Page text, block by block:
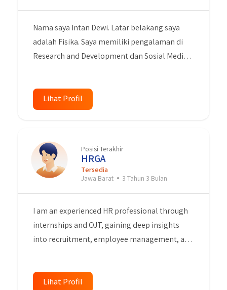
Nama saya Intan Dewi. Latar belakang saya
adalah Fisika. Saya memiliki pengalaman di
Research and Development dan Sosial Media
belajar dengan cepat. Saya Memiliki
keterampilan dalam menggunakan komputer,
Powerpoint), Grapich design dan Video Editing
(Adobe Photoshop, Adobe Premiere Pro,
CorelDraw, Canva, Meta for Business). Memiliki
minat pada media sosial marketing, memiliki
memiliki kemampuan untuk mengetik dengan
cepat dan teliti. Saya bersedia bekerja dimana
saja sesuai dengan kualifikasi saya.
Lihat Profil
Posisi Terakhir
HRGA
Tersedia
Jawa Barat
3 Tahun 3 Bulan
I am an experienced HR professional through
internships and OJT, gaining deep insights
into recruitment, employee management, and
environment. Ready to make significant
Lihat Profil